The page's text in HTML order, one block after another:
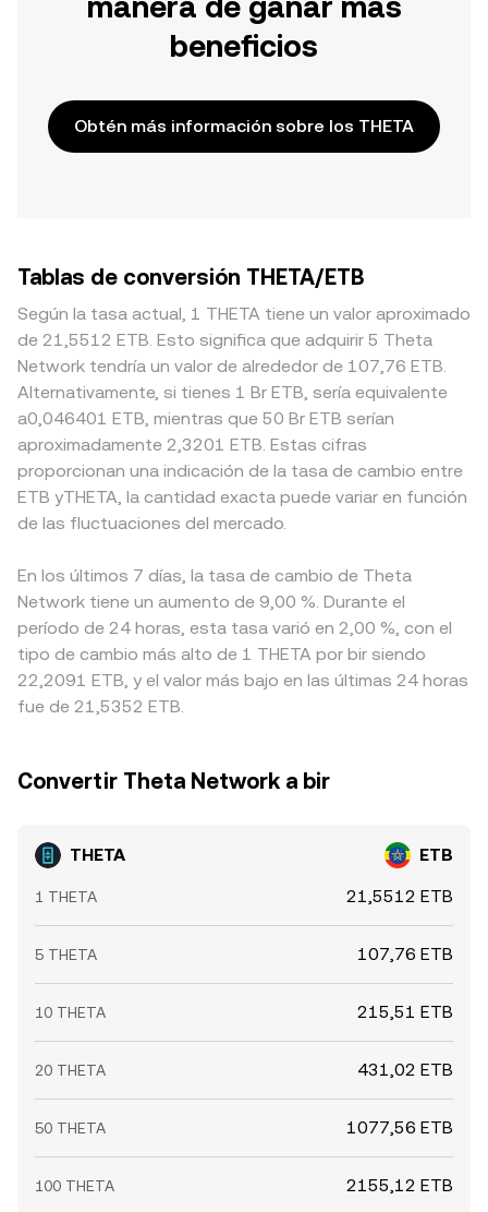
beneficios
Obtén más información sobre los THETA
Tablas de conversión THETA/ETB
Según la tasa actual, 1 THETA tiene un valor aproximado
de 21,5512 ETB. Esto significa que adquirir 5 Theta
Network tendría un valor de alrededor de 107,76 ETB.
Alternativamente, si tienes 1 Br ETB, sería equivalente
a0,046401 ETB, mientras que 50 Br ETB serían
aproximadamente 2,3201 ETB. Estas cifras
proporcionan una indicación de la tasa de cambio entre
ETB yTHETA, la cantidad exacta puede variar en función
de las fluctuaciones del mercado.
En los últimos 7 días, la tasa de cambio de Theta
Network tiene un aumento de 9,00 %. Durante el
período de 24 horas, esta tasa varió en 2,00 %, con el
tipo de cambio más alto de 1 THETA por bir siendo
22,2091 ETB, y el valor más bajo en las últimas 24 horas
fue de 21,5352 ETB.
Convertir Theta Network a bir
THETA ETB
1 THETA 21,5512 ETB
5 THETA 107,76 ETB
10 THETA 215,51 ETB
20 THETA 431,02 ETB
50 THETA 1077,56 ETB
100 THETA 2155,12 ETB